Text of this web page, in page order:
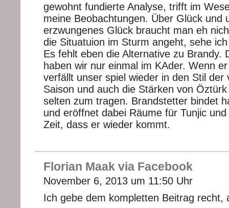
gewohnt fundierte Analyse, trifft im
meine Beobachtungen. Über Glück und
erzwungenes Glück braucht man eh
die Situatuion im Sturm angeht, sehe
Es fehlt eben die Alternative zu Brandy.
haben wir nur einmal im KAder. Wenn
verfällt unser spiel wieder in den Stil der
Saison und auch die Stärken von
selten zum tragen. Brandstetter bindet
und eröffnet dabei Räume für Tunjic
Zeit, dass er wieder kommt.
Florian Maak via Facebook
November 6, 2013 um 11:50 Uhr
Ich gebe dem kompletten Beitrag recht,